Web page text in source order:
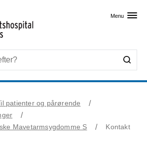
Menu
patienter og pårørende
Mavetarmsygdomme S
Kontakt